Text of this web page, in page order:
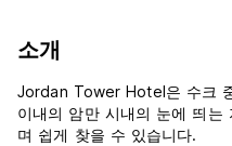
소개
Jordan Tower Hotel은 수크
이내의 암만 시내의 눈에 띄는
며 쉽게 찾을 수 있습니다.